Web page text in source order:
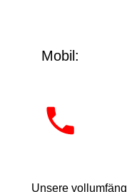
Mobil:
Unsere